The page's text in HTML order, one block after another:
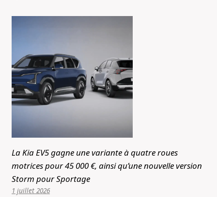
La Kia EV5 gagne une variante à quatre roues
motrices pour 45 000 €, ainsi qu’une nouvelle version
Storm pour Sportage
1 juillet 2026